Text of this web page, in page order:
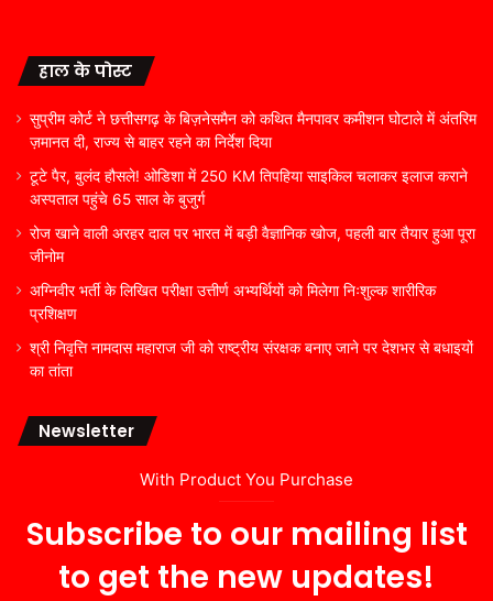
हाल के पोस्ट
सुप्रीम कोर्ट ने छत्तीसगढ़ के बिज़नेसमैन को कथित मैनपावर कमीशन घोटाले में अंतरिम
ज़मानत दी, राज्य से बाहर रहने का निर्देश दिया
टूटे पैर, बुलंद हौसले! ओडिशा में 250 KM तिपहिया साइकिल चलाकर इलाज कराने
अस्पताल पहुंचे 65 साल के बुजुर्ग
रोज खाने वाली अरहर दाल पर भारत में बड़ी वैज्ञानिक खोज, पहली बार तैयार हुआ पूरा
जीनोम
अग्निवीर भर्ती के लिखित परीक्षा उत्तीर्ण अभ्यर्थियों को मिलेगा निःशुल्क शारीरिक
प्रशिक्षण
श्री निवृत्ति नामदास महाराज जी को राष्ट्रीय संरक्षक बनाए जाने पर देशभर से बधाइयों
का तांता
Newsletter
With Product You Purchase
Subscribe to our mailing list
to get the new updates!